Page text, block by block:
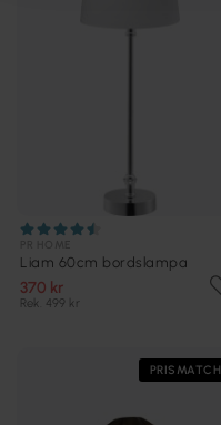
Liam 60cm bordslampa
370 kr
Rek. 499 kr
PRISMATCH